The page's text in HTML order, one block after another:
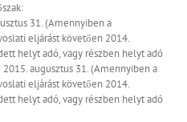
31. (Amennyiben a
eljárást követően 2014.
helyt adó, vagy részben helyt adó
2015. augusztus 31. (Amennyiben a
eljárást követően 2014.
helyt adó, vagy részben helyt adó